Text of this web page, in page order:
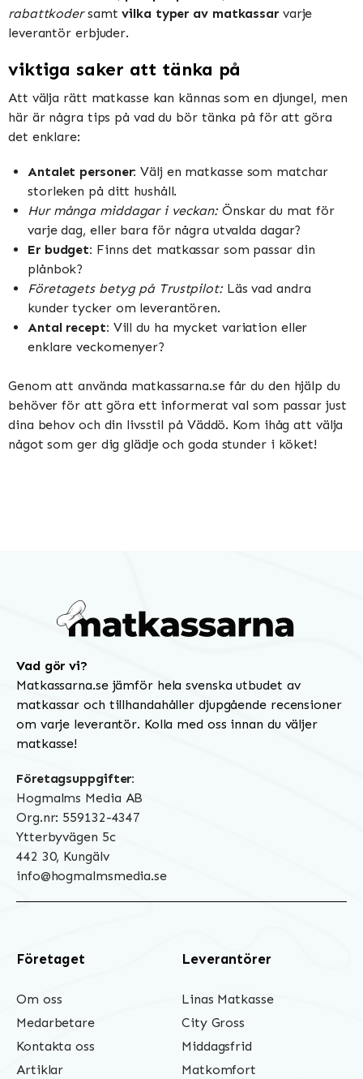
rabattkodersamtvilka typer av matkassarvarje
leverantör erbjuder.
viktiga saker att tänka på
Att välja rätt matkasse kan kännas som en djungel, men
här är några tips på vad du bör tänka på för att göra
det enklare:
Antalet personer: Välj en matkasse som matchar
storleken på ditt hushåll.
Hur många middagar i veckan:Önskar du mat för
varje dag, eller bara för några utvalda dagar?
Er budget: Finns det matkassar som passar din
plånbok?
Företagets betyg på Trustpilot:Läs vad andra
kunder tycker om leverantören.
Antal recept: Vill du ha mycket variation eller
enklare veckomenyer?
Genom att använda matkassarna.se får du den hjälp du
behöver för att göra ett informerat val som passar just
dina behov och din livsstil på Väddö. Kom ihåg att välja
något som ger dig glädje och goda stunder i köket!
Vad gör vi?
Matkassarna.se jämför hela svenska utbudet av
matkassar och tillhandahåller djupgående recensioner
om varje leverantör. Kolla med oss innan du väljer
matkasse!
Företagsuppgifter:
Hogmalms Media AB
Org.nr: 559132-4347
Ytterbyvägen 5c
442 30, Kungälv
info@hogmalmsmedia.se
Företaget
Om oss
Medarbetare
Kontakta oss
Artiklar
Leverantörer
Linas Matkasse
City Gross
Middagsfrid
Matkomfort